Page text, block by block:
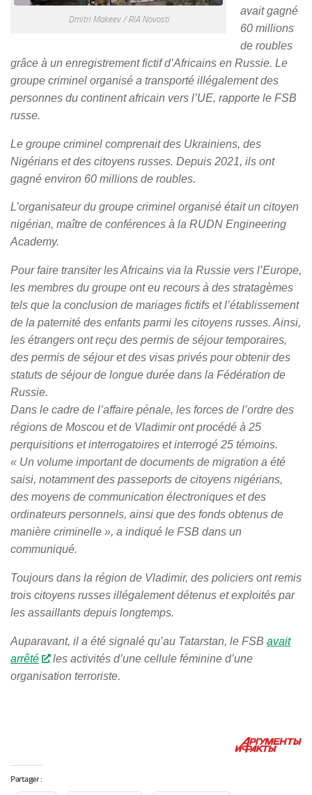
Dmitri Makeev / RIA Novosti
avait gagné
60 millions
de roubles
grâce à un enregistrement fictif d’Africains en Russie. Le
groupe criminel organisé a transporté illégalement des
personnes du continent africain vers l’UE, rapporte le FSB
russe.
Le groupe criminel comprenait des Ukrainiens, des
Nigérians et des citoyens russes. Depuis 2021, ils ont
gagné environ 60 millions de roubles.
L’organisateur du groupe criminel organisé était un citoyen
nigérian, maître de conférences à la RUDN Engineering
Academy.
Pour faire transiter les Africains via la Russie vers l’Europe,
les membres du groupe ont eu recours à des stratagèmes
tels que la conclusion de mariages fictifs et l’établissement
de la paternité des enfants parmi les citoyens russes. Ainsi,
les étrangers ont reçu des permis de séjour temporaires,
des permis de séjour et des visas privés pour obtenir des
statuts de séjour de longue durée dans la Fédération de
Russie.
Dans le cadre de l’affaire pénale, les forces de l’ordre des
régions de Moscou et de Vladimir ont procédé à 25
perquisitions et interrogatoires et interrogé 25 témoins.
« Un volume important de documents de migration a été
saisi, notamment des passeports de citoyens nigérians,
des moyens de communication électroniques et des
ordinateurs personnels, ainsi que des fonds obtenus de
manière criminelle », a indiqué le FSB dans un
communiqué.
Toujours dans la région de Vladimir, des policiers ont remis
trois citoyens russes illégalement détenus et exploités par
les assaillants depuis longtemps.
Auparavant, il a été signalé qu’au Tatarstan, le FSB avait
arrêté
les activités d’une cellule féminine d’une
organisation terroriste.
Partager :